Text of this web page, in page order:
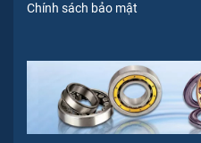
Chính sách bảo mật